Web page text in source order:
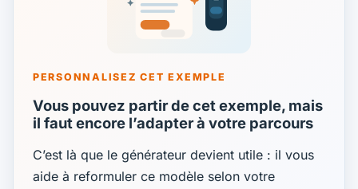
PERSONNALISEZ CET EXEMPLE
Vous pouvez partir de cet exemple, mais
il faut encore l’adapter à votre parcours
C’est là que le générateur devient utile : il vous
aide à reformuler ce modèle selon votre